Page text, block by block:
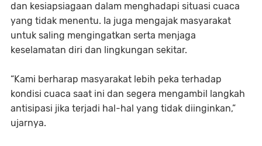
dan kesiapsiagaan dalam menghadapi situasi cuaca
yang tidak menentu. Ia juga mengajak masyarakat
untuk saling mengingatkan serta menjaga
keselamatan diri dan lingkungan sekitar.
“Kami berharap masyarakat lebih peka terhadap
kondisi cuaca saat ini dan segera mengambil langkah
antisipasi jika terjadi hal-hal yang tidak diinginkan,”
ujarnya.